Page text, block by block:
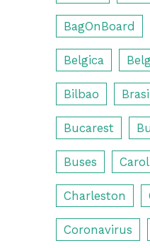
BagOnBoard
Belgica
Bilbao
Bucarest
Buses
Charleston
Coronavirus